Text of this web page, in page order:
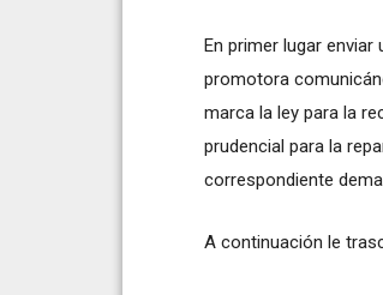
En primer lugar
promotora
marca la ley para la
prudencial para la
correspondiente
A continuación le